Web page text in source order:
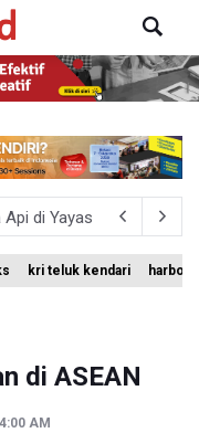
di Yayasan Sekolah
Swasta di
Beri Komentar
WNI Korban TPPO dari
kri teluk kendari
di ASEAN
AM